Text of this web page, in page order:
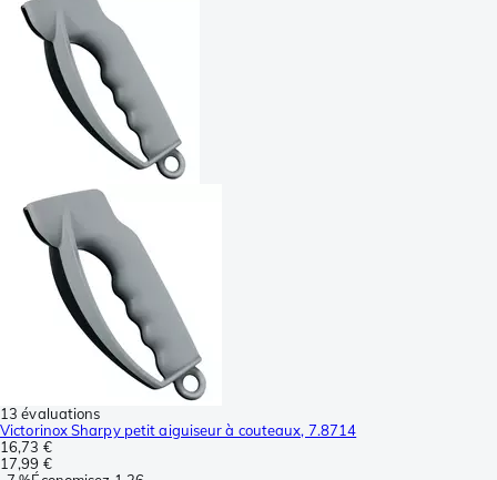
13 évaluations
Victorinox Sharpy petit aiguiseur à couteaux, 7.8714
16,73 €
17,99 €